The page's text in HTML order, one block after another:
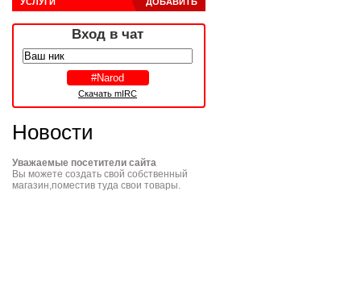
Вход в чат
Скачать mIRC
Новости
Уважаемые посетители сайта
Вы можете создать свой собственный
магазин,поместив туда свои товары.